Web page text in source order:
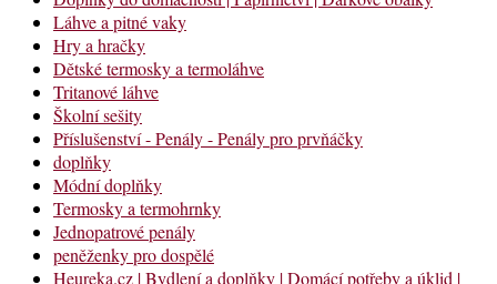
Láhve a pitné vaky
Hry a hračky
Dětské termosky a termoláhve
Tritanové láhve
Školní sešity
Příslušenství - Penály - Penály pro prvňáčky
doplňky
Módní doplňky
Termosky a termohrnky
Jednopatrové penály
peněženky pro dospělé
Heureka.cz | Bydlení a doplňky | Domácí potřeby a úklid |